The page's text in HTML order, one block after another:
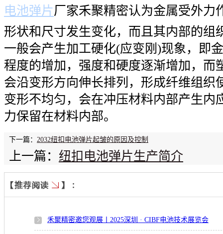
电池弹片厂家禾聚精密认为金属受外力
形状和尺寸发生变化，而且其内部的组
一般会产生加工硬化(应变刚)现象，即
程度的增加，强度和硬度逐渐增加，而
会沿变形方向伸长排列，形成纤维组织
变形不均匀，会在冲压材料内部产生内
力保留在材料内部。
下一篇： 2032纽扣电池弹片起皱的原因及控制
上一篇： 纽扣电池弹片生产简介
禾聚精密邀您观展丨2025深圳 · CIBF电池技术展览会